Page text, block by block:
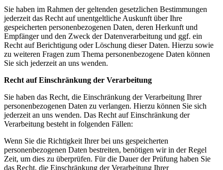
Sie haben im Rahmen der geltenden gesetzlichen Bestimmungen
jederzeit das Recht auf unentgeltliche Auskunft über Ihre
gespeicherten personenbezogenen Daten, deren Herkunft und
Empfänger und den Zweck der Datenverarbeitung und ggf. ein
Recht auf Berichtigung oder Löschung dieser Daten. Hierzu sowie
zu weiteren Fragen zum Thema personenbezogene Daten können
Sie sich jederzeit an uns wenden.
Recht auf Einschränkung der Verarbeitung
Sie haben das Recht, die Einschränkung der Verarbeitung Ihrer
personenbezogenen Daten zu verlangen. Hierzu können Sie sich
jederzeit an uns wenden. Das Recht auf Einschränkung der
Verarbeitung besteht in folgenden Fällen:
Wenn Sie die Richtigkeit Ihrer bei uns gespeicherten
personenbezogenen Daten bestreiten, benötigen wir in der Regel
Zeit, um dies zu überprüfen. Für die Dauer der Prüfung haben Sie
das Recht, die Einschränkung der Verarbeitung Ihrer